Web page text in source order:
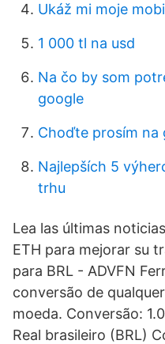
Ukáž mi moje
1 000 tl na usd
Na čo by som
google
Choďte prosím na
Najlepších 5
trhu
Lea las últimas
ETH para mejorar su
para BRL - ADVFN
conversão de
moeda. Conversão:
Real brasileiro (BRL)